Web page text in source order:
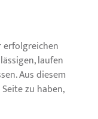
erfolgreichen
laufen
Aus diesem
zu haben,